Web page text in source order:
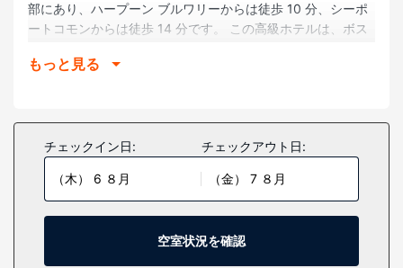
部にあり、ハープーン ブルワリーからは徒歩 10 分、シーポ
ートコモンからは徒歩 14 分です。 この高級ホテルは、ボス
究所 (美術館)まで 1.6 km の場所にあります。
全部で 1054 室ある客室には、MP3 ドッキングステーション
があります。ピロートップのベッドには、羽毛の掛け布団、
高級寝具が備わっています。客室ではWiFi (無料)をご利用い
ただけます。専用バスルームには、ヘアドライヤー、バスロ
ーブが付いています。
もっと見る
チェックイン日:
（木） 6 ８月
チェックアウト日:
（金） 7 ８月
空室状況を確認